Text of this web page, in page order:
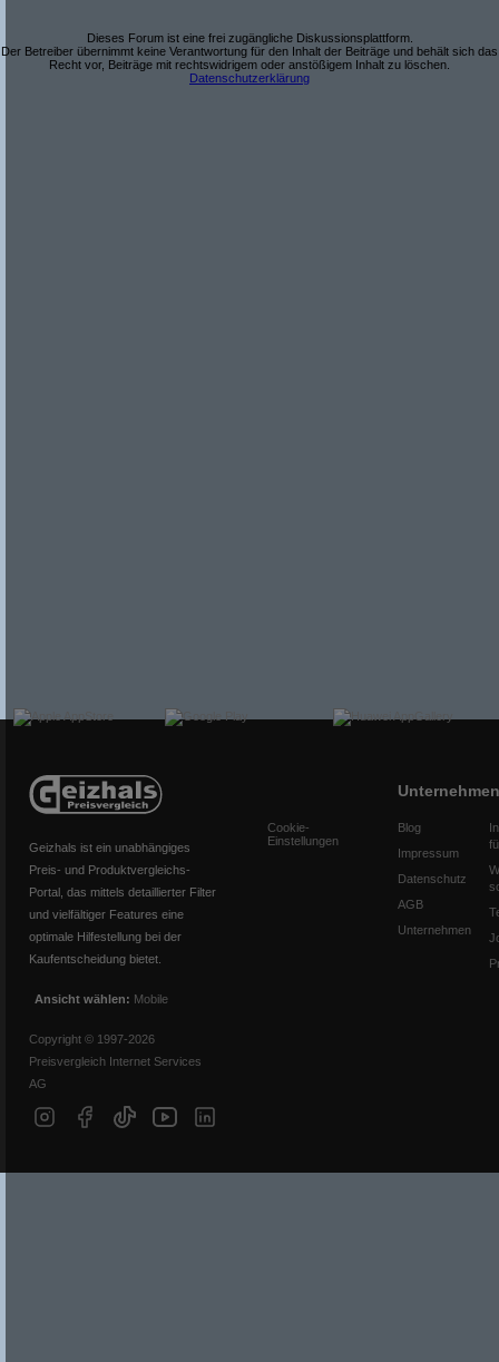
Dieses Forum ist eine frei zugängliche Diskussionsplattform.
Der Betreiber übernimmt keine Verantwortung für den Inhalt der Beiträge und behält sich das
Recht vor, Beiträge mit rechtswidrigem oder anstößigem Inhalt zu löschen.
Datenschutzerklärung
Geizhals ist ein unabhängiges
Preis- und Produktvergleichs-
Portal, das mittels detaillierter Filter
und vielfältiger Features eine
optimale Hilfestellung bei der
Kaufentscheidung bietet.
Ansicht wählen: Mobile
Copyright © 1997-2026
Preisvergleich Internet Services
AG
Cookie-
Einstellungen
Unternehmen
Blog
Impressum
Datenschutz
AGB
Unternehmen